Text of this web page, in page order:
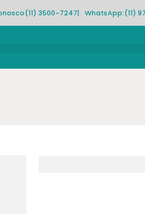
(11) 3500-7247| WhatsApp:(11)